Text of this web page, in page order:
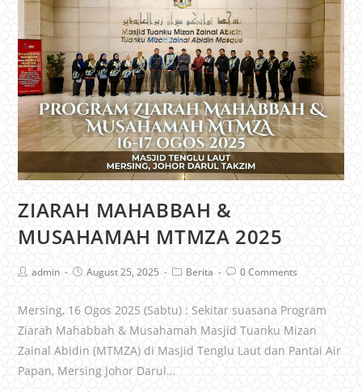
ZIARAH MAHABBAH &
MUSAHAMAH MTMZA 2025
admin August 25, 2025 Berita 0 Comments
Mersing, 16 Ogos 2025 (Sabtu) : Sekitar suasana Program
Ziarah Mahabbah & Musahamah Masjid Tuanku Mizan
Zainal Abidin (MTMZA) di Masjid Tenglu Laut dan Pantai Air
Papan, Mersing Johor Darul…